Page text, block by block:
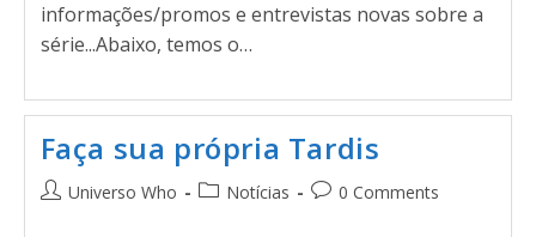
informações/promos e entrevistas novas sobre a
série...Abaixo, temos o…
Faça sua própria Tardis
Universo Who Notícias 0 Comments